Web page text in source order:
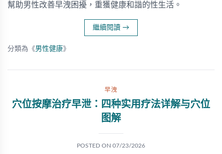
幫助男性改善早洩困擾，重獲健康和諧的性生活。
繼續閱讀 →
分類為《男性健康》
早洩
穴位按摩治疗早泄：四种实用疗法详解与穴位
图解
POSTED ON 07/23/2026